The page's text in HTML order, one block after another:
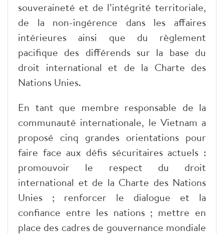
souveraineté et de l’intégrité territoriale,
de la non-ingérence dans les affaires
intérieures ainsi que du règlement
pacifique des différends sur la base du
droit international et de la Charte des
Nations Unies.
​En tant que membre responsable de la
communauté internationale, le Vietnam a
proposé cinq grandes orientations pour
faire face aux défis sécuritaires actuels :
promouvoir le respect du droit
international et de la Charte des Nations
Unies ; renforcer le dialogue et la
confiance entre les nations ; mettre en
place des cadres de gouvernance mondiale